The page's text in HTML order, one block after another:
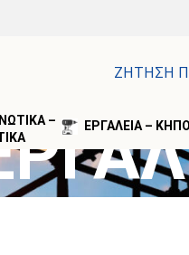
ΖΗΤΗΣΗ
–
ΕΡΓΑΛΕΙΑ –